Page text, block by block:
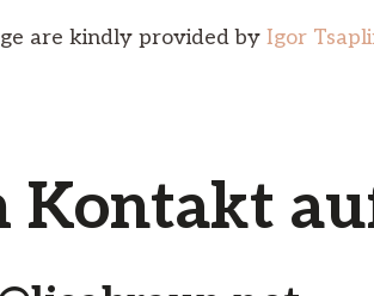
are kindly provided by Igor
Kontakt